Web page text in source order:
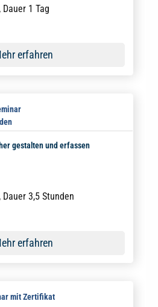
1 Tag
erfahren
gestalten und erfassen
3,5 Stunden
erfahren
mit Zertifikat